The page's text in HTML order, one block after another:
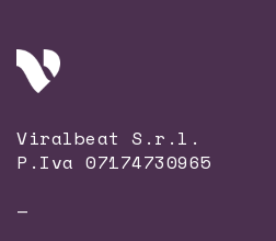
Viralbeat S.r.l.
P.Iva 07174730965
—